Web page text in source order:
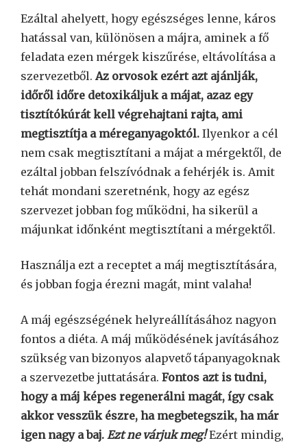
Ezáltal ahelyett, hogy egészséges lenne, káros
hatással van, különösen a májra, aminek a fő
feladata ezen mérgek kiszűrése, eltávolítása a
szervezetből. Az orvosok ezért azt ajánlják,
időről időre detoxikáljuk a májat, azaz egy
tisztítókúrát kell végrehajtani rajta, ami
megtisztítja a méreganyagoktól. Ilyenkor a cél
nem csak megtisztítani a májat a mérgektől, de
ezáltal jobban felszívódnak a fehérjék is. Amit
tehát mondani szeretnénk, hogy az egész
szervezet jobban fog működni, ha sikerül a
májunkat időnként megtisztítani a mérgektől.
Használja ezt a receptet a máj megtisztítására,
és jobban fogja érezni magát, mint valaha!
A máj egészségének helyreállításához nagyon
fontos a diéta. A máj működésének javításához
szükség van bizonyos alapvető tápanyagoknak
a szervezetbe juttatására. Fontos azt is tudni,
hogy a máj képes regenerálni magát, így csak
akkor vesszük észre, ha megbetegszik, ha már
igen nagy a baj. Ezt ne várjuk meg!Ezért mindig,